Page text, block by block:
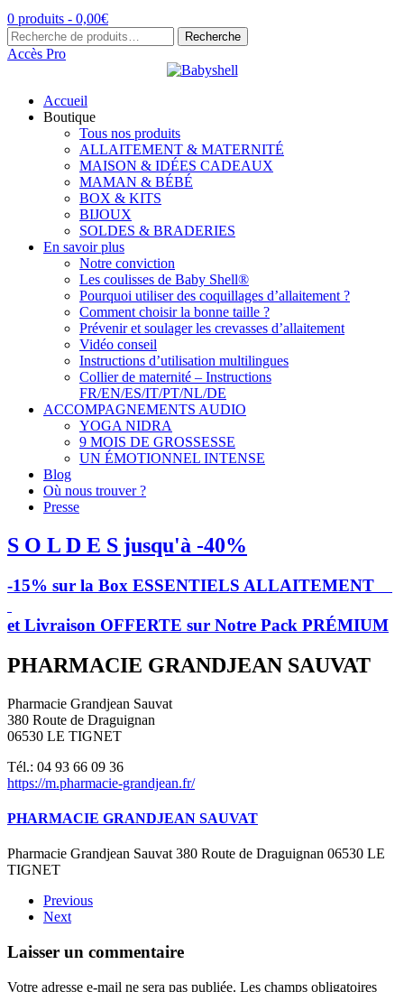
0 produits - 0,00€
Recherche
pour :
Recherche
Accès Pro
Accueil
Boutique
Tous nos produits
ALLAITEMENT & MATERNITÉ
MAISON & IDÉES CADEAUX
MAMAN & BÉBÉ
BOX & KITS
BIJOUX
SOLDES & BRADERIES
En savoir plus
Notre conviction
Les coulisses de Baby Shell®
Pourquoi utiliser des coquillages d’allaitement ?
Comment choisir la bonne taille ?
Prévenir et soulager les crevasses d’allaitement
Vidéo conseil
Instructions d’utilisation multilingues
Collier de maternité – Instructions
FR/EN/ES/IT/PT/NL/DE
ACCOMPAGNEMENTS AUDIO
YOGA NIDRA
9 MOIS DE GROSSESSE
UN ÉMOTIONNEL INTENSE
Blog
Où nous trouver ?
Presse
S O L D E S jusqu'à -40%
-15% sur la Box ESSENTIELS ALLAITEMENT
et Livraison OFFERTE sur Notre Pack PRÉMIUM
PHARMACIE GRANDJEAN SAUVAT
Pharmacie Grandjean Sauvat
380 Route de Draguignan
06530 LE TIGNET
Tél.: 04 93 66 09 36
https://m.pharmacie-grandjean.fr/
PHARMACIE GRANDJEAN SAUVAT
Pharmacie Grandjean Sauvat 380 Route de Draguignan 06530 LE
TIGNET
Previous
Next
Laisser un commentaire
Votre adresse e-mail ne sera pas publiée. Les champs obligatoires